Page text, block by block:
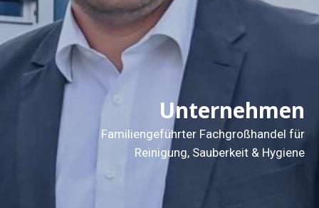
Unternehmen
Familiengeführter Fachgroßhandel für
Reinigung, Sauberkeit & Hygiene